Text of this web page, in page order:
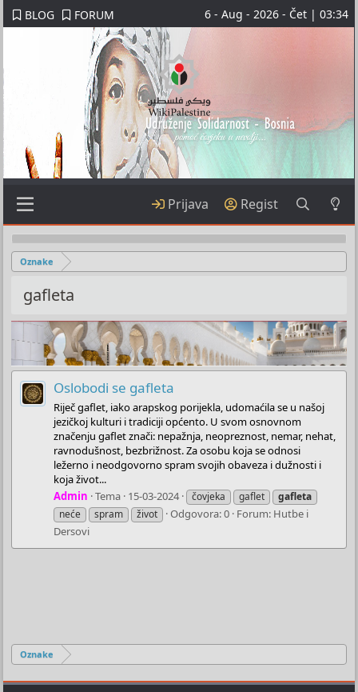
BLOG FORUM 6 - Aug - 2026 - Čet | 03:34
Prijava Regist
Oznake
gafleta
Oslobodi se gafleta
Riječ gaflet, iako arapskog porijekla, udomaćila se u našoj
jezičkoj kulturi i tradiciji općento. U svom osnovnom
značenju gaflet znači: nepažnja, neopreznost, nemar, nehat,
ravnodušnost, bezbrižnost. Za osobu koja se odnosi
ležerno i neodgovorno spram svojih obaveza i dužnosti i
koja život...
Admin Tema 15-03-2024 čovjeka gaflet
gafleta
neće
spram život Odgovora: 0 Forum: Hutbe i
Dersovi
Oznake